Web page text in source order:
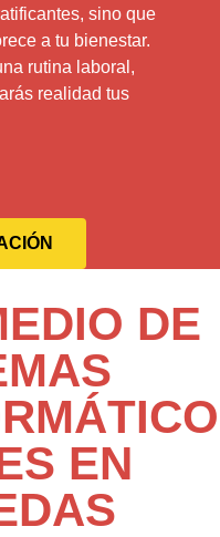
sino que
a tu bienestar.
rutina laboral,
realidad tus
DE
EN